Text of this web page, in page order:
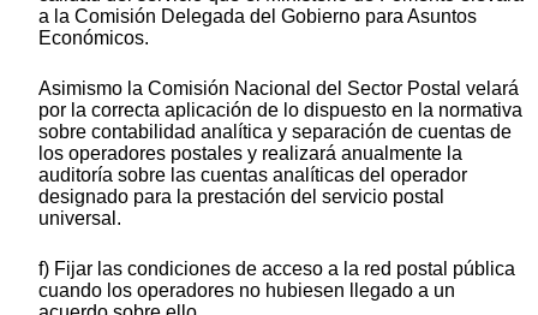
a la Comisión Delegada del Gobierno para Asuntos
Económicos.
Asimismo la Comisión Nacional del Sector Postal velará
por la correcta aplicación de lo dispuesto en la normativa
sobre contabilidad analítica y separación de cuentas de
los operadores postales y realizará anualmente la
auditoría sobre las cuentas analíticas del operador
designado para la prestación del servicio postal
universal.
f) Fijar las condiciones de acceso a la red postal pública
cuando los operadores no hubiesen llegado a un